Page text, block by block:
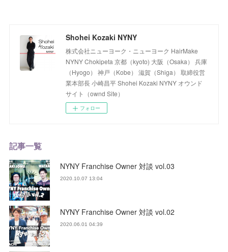
Shohei Kozaki NYNY
株式会社ニューヨーク・ニューヨーク HairMake
NYNY Chokipeta 京都（kyoto) 大阪（Osaka） 兵庫
（Hyogo） 神戸（Kobe） 滋賀（Shiga） 取締役営
業本部長 小崎昌平 Shohei Kozaki NYNY オウンド
サイト（ownd Site）
フォロー
記事一覧
NYNY Franchise Owner 対談 vol.03
2020.10.07 13:04
NYNY Franchise Owner 対談 vol.02
2020.06.01 04:39